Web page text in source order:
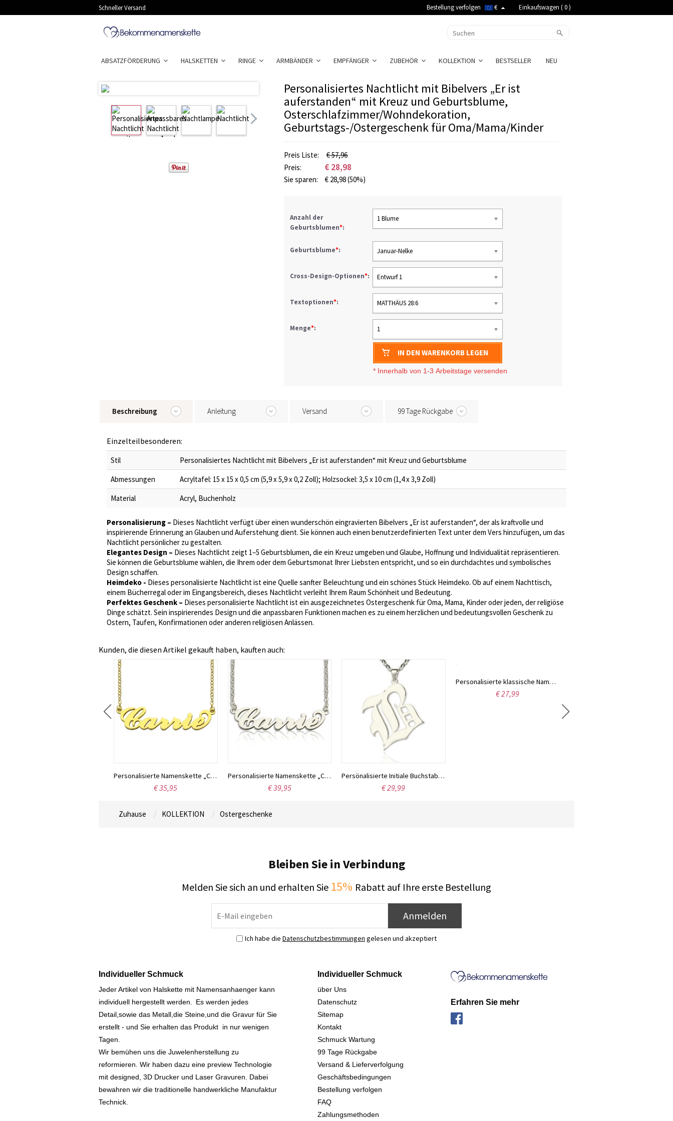
Schneller Versand Bestellung verfolgen € Einkaufswagen (0)
ABSATZFÖRDERUNG HALSKETTEN RINGE ARMBÄNDER EMPFÄNGER ZUBEHÖR KOLLEKTION BESTSELLER NEU
Personalisiertes Nachtlicht mit Bibelvers „Er ist
auferstanden“ mit Kreuz und Geburtsblume,
Osterschlafzimmer/Wohndekoration,
Geburtstags-/Ostergeschenk für Oma/Mama/Kinder
Preis Liste:
€ 57,96
Preis:
€ 28,98
Sie sparen: € 28,98(50%)
Anzahl der
Geburtsblumen*:
1 Blume
Geburtsblume*: Januar-Nelke
Cross-Design-Optionen*: Entwurf 1
Textoptionen*: MATTHÄUS 28:6
Menge*: 1
IN DEN WARENKORB LEGEN
* Innerhalb von 1-3 Arbeitstage versenden
Beschreibung Anleitung Versand 99 Tage Rückgabe
Einzelteilbesonderen:
Stil
Personalisiertes Nachtlicht mit Bibelvers „Er ist auferstanden“ mit Kreuz und Geburtsblume
Abmessungen
Acryltafel: 15 x 15 x 0,5 cm (5,9 x 5,9 x 0,2 Zoll); Holzsockel: 3,5 x 10 cm (1,4 x 3,9 Zoll)
Material
Acryl, Buchenholz
Personalisierung – Dieses Nachtlicht verfügt über einen wunderschön eingravierten Bibelvers „Er ist auferstanden“, der als kraftvolle und
inspirierende Erinnerung an Glauben und Auferstehung dient. Sie können auch einen benutzerdefinierten Text unter dem Vers hinzufügen, um das
Nachtlicht persönlicher zu gestalten.
Elegantes Design – Dieses Nachtlicht zeigt 1–5 Geburtsblumen, die ein Kreuz umgeben und Glaube, Hoffnung und Individualität repräsentieren.
Sie können die Geburtsblume wählen, die Ihrem oder dem Geburtsmonat Ihrer Liebsten entspricht, und so ein durchdachtes und symbolisches
Design schaffen.
Heimdeko - Dieses personalisierte Nachtlicht ist eine Quelle sanfter Beleuchtung und ein schönes Stück Heimdeko. Ob auf einem Nachttisch,
einem Bücherregal oder im Eingangsbereich, dieses Nachtlicht verleiht Ihrem Raum Schönheit und Bedeutung.
Perfektes Geschenk – Dieses personalisierte Nachtlicht ist ein ausgezeichnetes Ostergeschenk für Oma, Mama, Kinder oder jeden, der religiöse
Dinge schätzt. Sein inspirierendes Design und die anpassbaren Funktionen machen es zu einem herzlichen und bedeutungsvollen Geschenk zu
Ostern, Taufen, Konfirmationen oder anderen religiösen Anlässen.
Kunden, die diesen Artikel gekauft haben, kauften auch:
Personalisierte Namenskette „Carrie“, 18 Karat vergoldet
€ 35,95
Personalisierte Namenskette „Carrie“ aus Sterlingsilber
€ 39,95
Persönalisierte Initiale Buchstaben vom Altenglischen aus Sterlingsilber
€ 29,99
Personalisierte klassische Namenskette in Silber
€ 27,99
Zuhause KOLLEKTION Ostergeschenke
Bleiben Sie in Verbindung
Melden Sie sich an und erhalten Sie 15% Rabatt auf Ihre erste Bestellung
Anmelden
Ich habe die Datenschutzbestimmungen gelesen und akzeptiert
Individueller Schmuck
Jeder Artikel von Halskette mit Namensanhaenger kann
individuell hergestellt werden.
Es werden jedes
Detail,sowie das Metall,die Steine,und die Gravur für Sie
erstellt - und Sie erhalten das Produkt in nur wenigen
Tagen.
Wir bemühen uns die Juwelenherstellung zu
reformieren. Wir haben dazu eine preview Technologie
mit designed, 3D Drucker und Laser Gravuren. Dabei
bewahren wir die traditionelle handwerkliche Manufaktur
Technick.
Individueller Schmuck
über Uns
Datenschutz
Sitemap
Kontakt
Schmuck Wartung
99 Tage Rückgabe
Versand & Lieferverfolgung
Geschäftsbedingungen
Bestellung verfolgen
FAQ
Zahlungsmethoden
Erfahren Sie mehr